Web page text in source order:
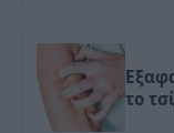
το